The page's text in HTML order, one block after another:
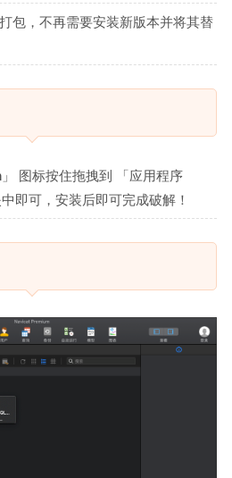
包，不再需要安装新版本并将其替
」 图标按住拖拽到 「应用程序
即可，安装后即可完成破解！